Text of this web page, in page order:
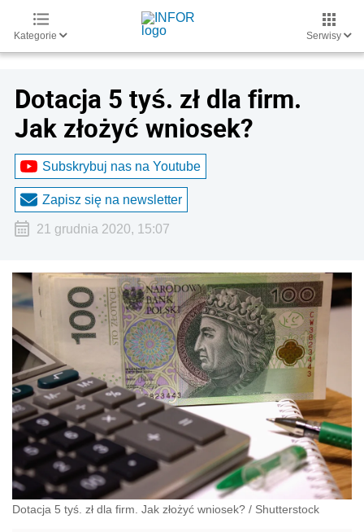
Kategorie Serwisy
Dotacja 5 tyś. zł dla firm.
Jak złożyć wniosek?
Subskrybuj nas na Youtube
Zapisz się na newsletter
21 grudnia 2020, 15:07
Dotacja 5 tyś. zł dla firm. Jak złożyć wniosek? / Shutterstock